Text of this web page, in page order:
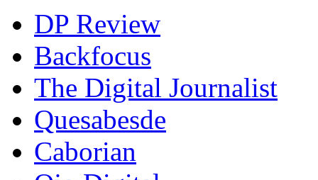
DP Review
Backfocus
The Digital Journalist
Quesabesde
Caborian